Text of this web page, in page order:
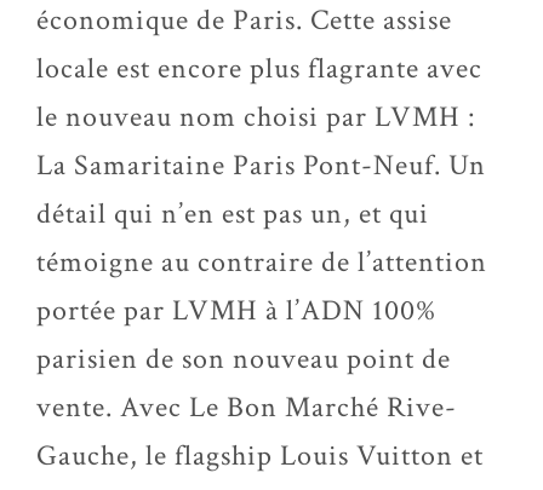
économique de Paris. Cette assise
locale est encore plus flagrante avec
le nouveau nom choisi par LVMH :
La Samaritaine Paris Pont-Neuf. Un
détail qui n’en est pas un, et qui
témoigne au contraire de l’attention
portée par LVMH à l’ADN 100%
parisien de son nouveau point de
vente. Avec Le Bon Marché Rive-
Gauche, le flagship Louis Vuitton et